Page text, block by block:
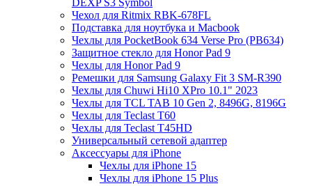
Чехол для Ritmix RBK-678FL
Подставка для ноутбука и Macbook
Чехлы для PocketBook 634 Verse Pro (PB634)
Защитное стекло для Honor Pad 9
Чехлы для Honor Pad 9
Ремешки для Samsung Galaxy Fit 3 SM-R390
Чехлы для Chuwi Hi10 XPro 10.1" 2023
Чехлы для TCL TAB 10 Gen 2, 8496G, 8196G
Чехлы для Teclast T60
Чехлы для Teclast T45HD
Универсальный сетевой адаптер
Аксессуары для iPhone
Чехлы для iPhone 15
Чехлы для iPhone 15 Plus